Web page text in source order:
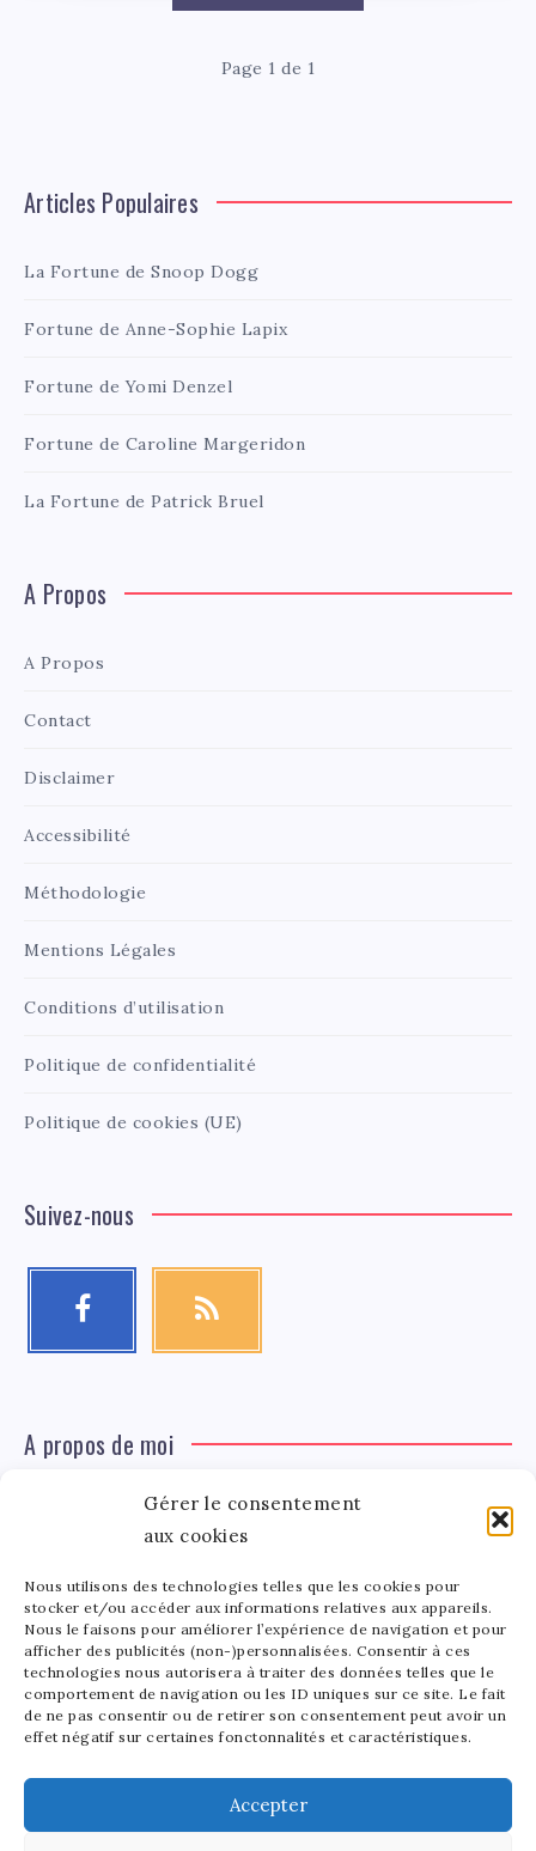
Gérer le consentement
aux cookies
Nous utilisons des technologies telles que les cookies pour
stocker et/ou accéder aux informations relatives aux appareils.
Nous le faisons pour améliorer l’expérience de navigation et pour
afficher des publicités (non-)personnalisées. Consentir à ces
technologies nous autorisera à traiter des données telles que le
comportement de navigation ou les ID uniques sur ce site. Le fait
de ne pas consentir ou de retirer son consentement peut avoir un
effet négatif sur certaines fonctonnalités et caractéristiques.
Accepter
Page 1 de 1
Articles Populaires
La Fortune de Snoop Dogg
Fortune de Anne-Sophie Lapix
Fortune de Yomi Denzel
Fortune de Caroline Margeridon
La Fortune de Patrick Bruel
A Propos
A Propos
Contact
Disclaimer
Accessibilité
Méthodologie
Mentions Légales
Conditions d’utilisation
Politique de confidentialité
Politique de cookies (UE)
Suivez-nous
A propos de moi
Tinger
Léa Tinger
Fondatrice
Fondatrice de FortunedeStar.com, je fusionne ma
passion pour les cultures et l'économie des célébrités.
Entre la gestion de mon site et la poterie, je trouve le
bonheur dans l'équilibre de mes activités. Mère d'un
bout de chou de 5 ans, je partage avec lui l'amour de
l'art sous toutes ses formes.